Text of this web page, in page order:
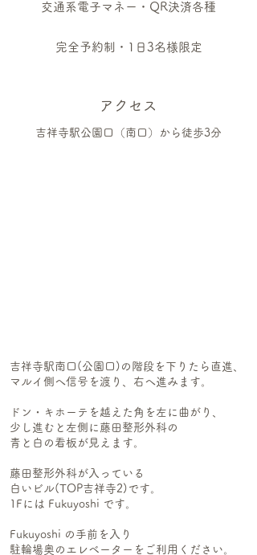
交通系電子マネー・QR決済各種
完全予約制・1日3名様限定
アクセス
吉祥寺駅公園口（南口）から徒歩3分
​​吉祥寺駅南口(公園口)の階段を下りたら直進、
マルイ側へ信号を渡り、右へ進みます。
ドン・キホーテを越えた角を左に曲がり、
少し進むと左側に藤田整形外科の
青と白の看板が見えます。
藤田整形外科が入っている
白いビル(TOP吉祥寺2)です。
1Fには Fukuyoshi です。
Fukuyoshi の手前を入り
駐輪場奥のエレベーターをご利用ください。